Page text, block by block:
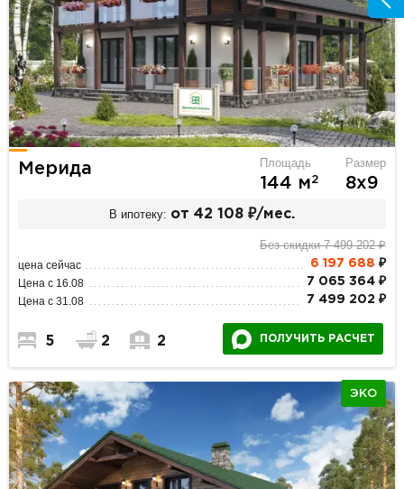
Мерида Площадь
144 м2
Размер
8х9
В ипотеку: от 42 108 ₽/мес.
Без скидки 7 499 202 ₽
цена сейчас 6 197 688 ₽
Цена с 16.08 7 065 364 ₽
Цена с 31.08 7 499 202 ₽
5 2 2 ПОЛУЧИТЬ РАСЧЕТ
ЭКО